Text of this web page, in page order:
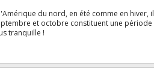
du nord, en été comme en hiver, il
et octobre constituent une période
tranquille !